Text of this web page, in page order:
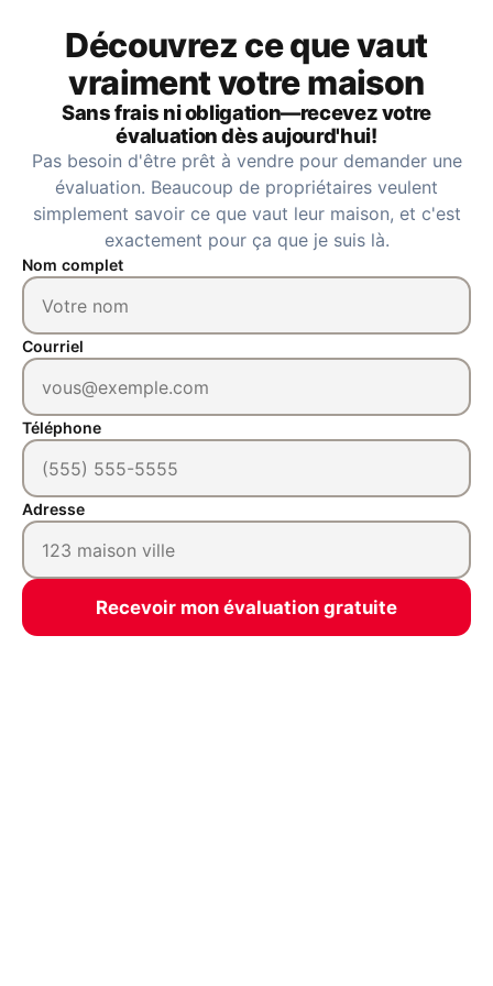
Découvrez ce que vaut
vraiment votre maison
Sans frais ni obligation—recevez votre
évaluation dès aujourd'hui!
Pas besoin d'être prêt à vendre pour demander une
évaluation. Beaucoup de propriétaires veulent
simplement savoir ce que vaut leur maison, et c'est
exactement pour ça que je suis là.
Nom complet
Courriel
Téléphone
Adresse
Recevoir mon évaluation gratuite